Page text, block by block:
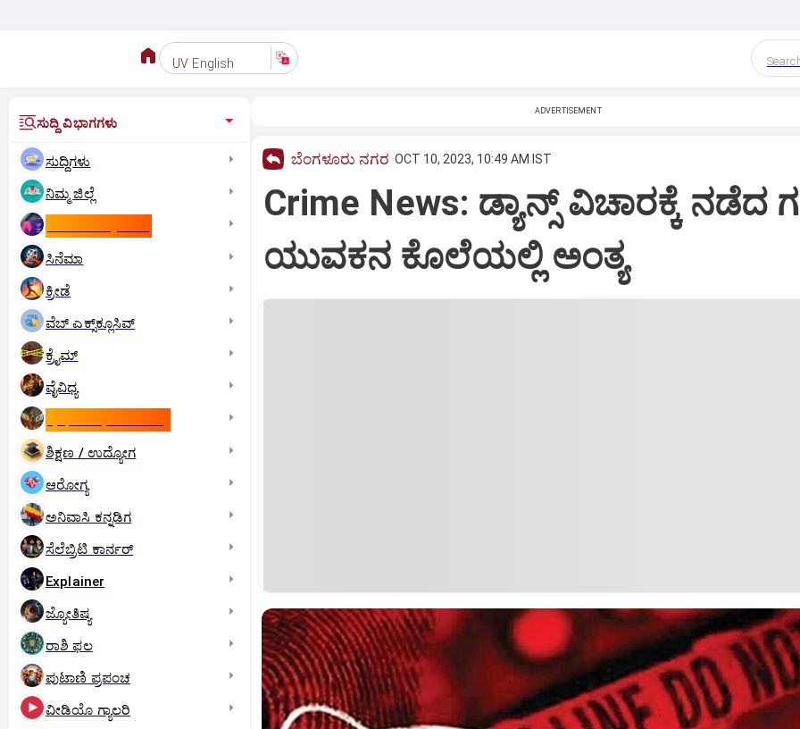
UV English
ಸುದ್ದಿ ವಿಭಾಗಗಳು
ಸುದ್ದಿಗಳು
ನಿಮ್ಮ ಜಿಲ್ಲೆ
ಸಿನೆಮಾ
ಕ್ರೀಡೆ
ವೆಬ್ ಎಕ್ಸ್‌ಕ್ಲೂಸಿವ್
ಕ್ರೈಮ್
ವೈವಿಧ್ಯ
ಶಿಕ್ಷಣ / ಉದ್ಯೋಗ
ಆರೋಗ್ಯ
ಅನಿವಾಸಿ ಕನ್ನಡಿಗ
ಸೆಲೆಬ್ರಿಟಿ ಕಾರ್ನರ್‌
Explainer
ಜ್ಯೋತಿಷ್ಯ
ರಾಶಿ ಫಲ
ಪುಟಾಣಿ ಪ್ರಪಂಚ
ವೀಡಿಯೊ ಗ್ಯಾಲರಿ
ADVERTISEMENT
ಬೆಂಗಳೂರು ನಗರ OCT 10, 2023, 10:49 AM IST
Crime News: ಡ್ಯಾನ್ಸ್‌ ವಿಚಾರಕ್ಕೆ ನಡೆದ
ಯುವಕನ ಕೊಲೆಯಲ್ಲಿ ಅಂತ್ಯ